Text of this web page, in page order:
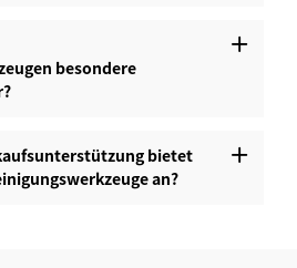
besondere
bietet
an?‌